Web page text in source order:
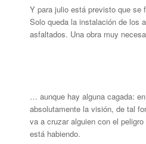
Y para julio está previsto que
Solo queda la instalación de los
asfaltados. Una obra muy
… aunque hay alguna cagada:
absolutamente la visión, de tal
va a cruzar alguien con el
está habiendo.